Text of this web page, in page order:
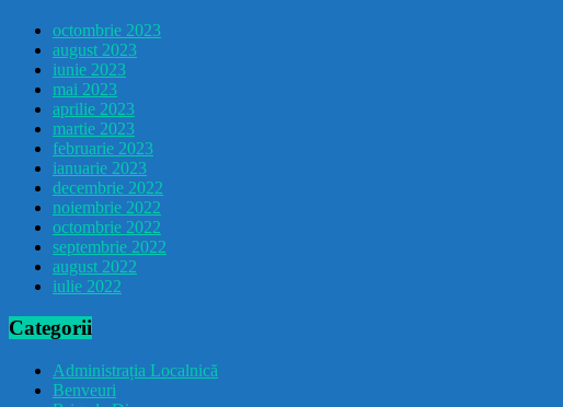
octombrie 2023
august 2023
iunie 2023
mai 2023
aprilie 2023
martie 2023
februarie 2023
ianuarie 2023
decembrie 2022
noiembrie 2022
octombrie 2022
septembrie 2022
august 2022
iulie 2022
Categorii
Administrația Localnică
Benveuri